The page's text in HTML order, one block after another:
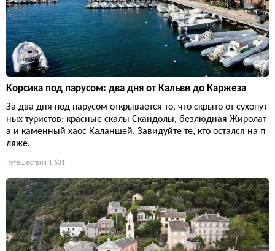
Корсика под парусом: два дня от Кальви до Каржеза
За два дня под парусом открывается то, что скрыто от сухопут
ных туристов: красные скалы Скандолы, безлюдная Жиролат
а и каменный хаос Каланшей. Завидуйте те, кто остался на п
ляже.
Путешествия 1 631